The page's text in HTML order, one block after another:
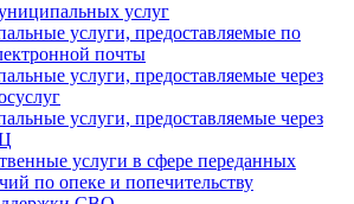
услуг
услуги, предоставляемые по
почты
услуги, предоставляемые через
услуги, предоставляемые через
услуги в сфере переданных
по опеке и попечительству